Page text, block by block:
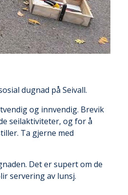
dugnad på Seivall.
og innvendig. Brevik
seilaktiviteter, og for å
Ta gjerne med
Det er supert om de
servering av lunsj.